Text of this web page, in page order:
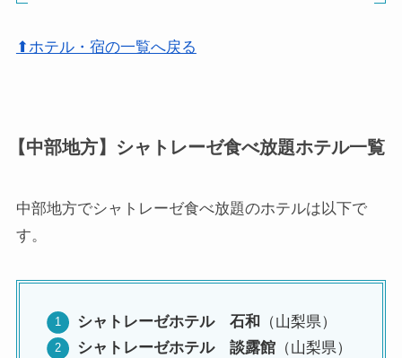
⬆ホテル・宿の一覧へ戻る
【中部地方】シャトレーゼ食べ放題ホテル一覧
中部地方でシャトレーゼ食べ放題のホテルは以下で
す。
シャトレーゼホテル 石和 （山梨県）
シャトレーゼホテル 談露館（山梨県）